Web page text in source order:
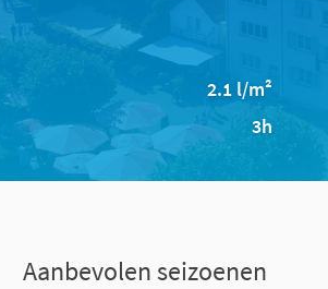
2.1 l/m²
3h
Aanbevolen seizoenen